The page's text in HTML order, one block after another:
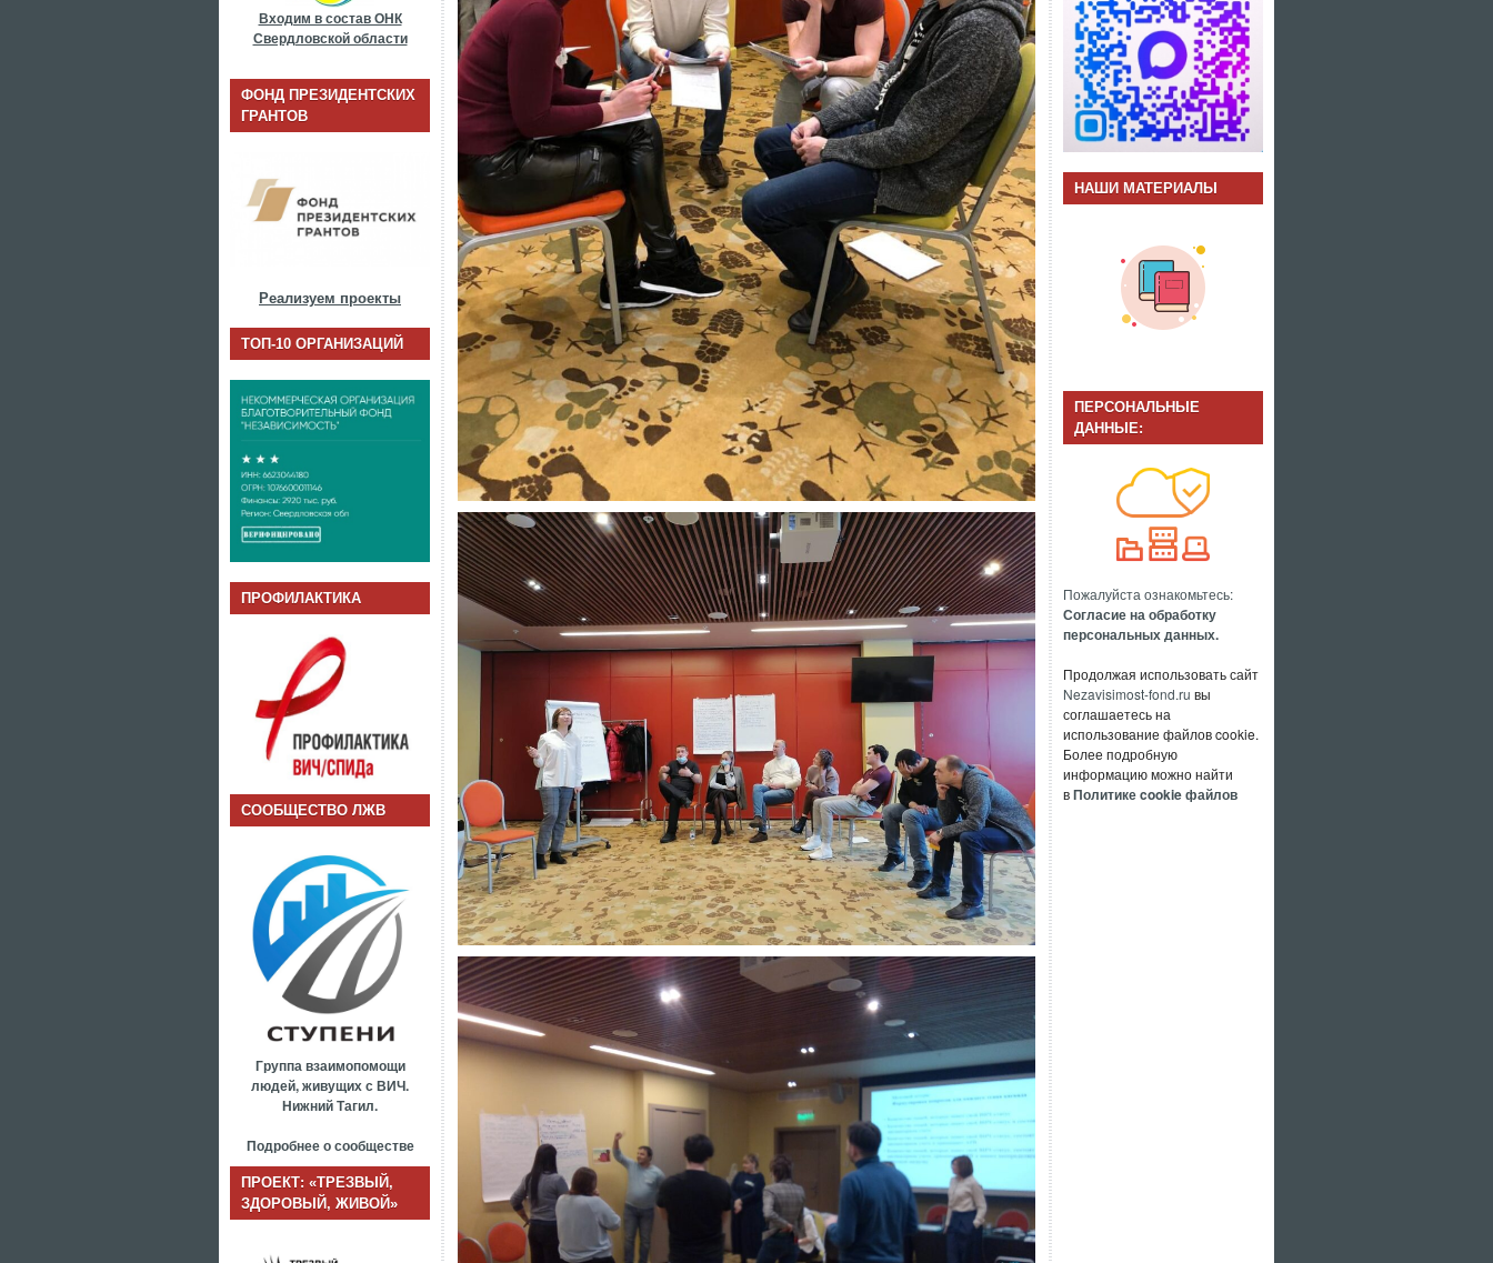
Входим в состав ОНК
Свердловской области
ФОНД ПРЕЗИДЕНТСКИХ
ГРАНТОВ
Реализуем проекты
ТОП-10 ОРГАНИЗАЦИЙ
ПРОФИЛАКТИКА
СООБЩЕСТВО ЛЖВ
Группа взаимопомощи
людей, живущих с ВИЧ.
Нижний Тагил.
Подробнее о сообществе
ПРОЕКТ: «ТРЕЗВЫЙ,
ЗДОРОВЫЙ, ЖИВОЙ»
НАШИ МАТЕРИАЛЫ
ПЕРСОНАЛЬНЫЕ
ДАННЫЕ:
Пожалуйста ознакомьтесь:
Согласие на обработку
персональных данных.
Продолжая использовать сайт
Nezavisimost-fond.ru вы
соглашаетесь на
использование файлов cookie.
Более подробную
информацию можно найти
вПолитике cookie файлов